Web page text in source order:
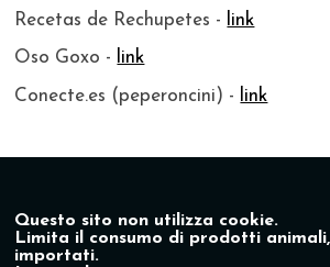
Recetas de Rechupetes - link
Oso Goxo - link
Conecte.es (peperoncini) - link
Questo sito non utilizza cookie.
Limita il consumo di prodotti
importati.